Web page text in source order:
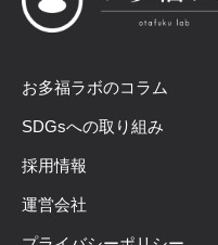
お多福ラボのコラム
SDGsへの取り組み
採用情報
運営会社